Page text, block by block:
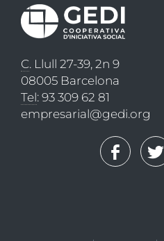
C. Llull 27-39, 2n 9
08005 Barcelona
Tel: 93 309 62 81
empresarial@gedi.org